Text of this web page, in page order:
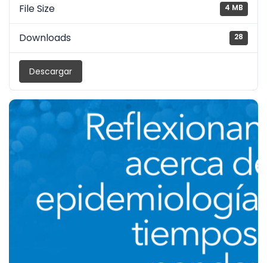
File Size 4 MB
Downloads 28
Descargar